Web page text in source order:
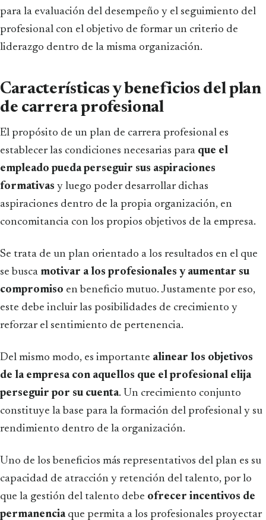
para la evaluación del desempeño y el seguimiento del
profesional con el objetivo de formar un criterio de
liderazgo dentro de la misma organización.
Características y beneficios del plan
de carrera profesional
El propósito de un plan de carrera profesional es
establecer las condiciones necesarias para que el
empleado pueda perseguir sus aspiraciones
formativas y luego poder desarrollar dichas
aspiraciones dentro de la propia organización, en
concomitancia con los propios objetivos de la empresa.
Se trata de un plan orientado a los resultados en el que
se busca motivar a los profesionales y aumentar su
compromiso en beneficio mutuo. Justamente por eso,
este debe incluir las posibilidades de crecimiento y
reforzar el sentimiento de pertenencia.
Del mismo modo, es importante alinear los objetivos
de la empresa con aquellos que el profesional elija
perseguir por su cuenta. Un crecimiento conjunto
constituye la base para la formación del profesional y su
rendimiento dentro de la organización.
Uno de los beneficios más representativos del plan es su
capacidad de atracción y retención del talento, por lo
que la gestión del talento debe ofrecer incentivos de
permanenciaque permita a los profesionales proyectar